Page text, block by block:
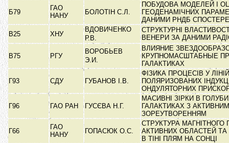
Б79
ГАО
НАНУ
БОЛОТІН С.Л.
ПОБУДОВА МОДЕЛЕЙ І
ГЕОДЕНАМІЧНИХ
ДАНИМИ РНДБ
В25
ХНУ
ВДОВИЧЕНКО
Р.В.
СТРУКТУРНІ
ВЕНЕРИ ЗА ДАНИМИ
В75 РГУ
ВОРОБЬЕВ
Э.И.
ВЛИЯНИЕ
КРУПНОМАСШТАБНЫЕ
ГАЛАКТИКАХ
Г93 СДУ ГУБАНОВ І.В.
ФІЗИКА ПРОЦЕСІВ У
ПОЛЯРИЗОВАНИХ
ОНДУЛЯТОРНИХ
Г96 ГАО РАН ГУСЄВА Н.Г.
МАСИВНІ ЗІРКИ В
ГАЛАКТИКАХ З АКТИВНИМ
ЗОРЕУТВОРЕННЯМ
Г66
ГАО
НАНУ
ГОПАСЮК О.С.
СТРУКТУРА МАГНІТНОГО
АКТИВНИХ ОБЛАСТЕЙ
В ТІНІ ПЛЯМ НА СОНЦІ